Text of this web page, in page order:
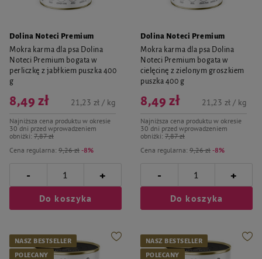
Dolina Noteci Premium
Mokra karma dla psa Dolina
Noteci Premium bogata w
perliczkę z jabłkiem puszka 400
g
Cena regularna: 9,26 zł -8%
8,49 zł
Najniższa cena produktu w okresie
30 dni przed wprowadzeniem
obniżki: 7,87 zł
21,23 zł / kg
- +
Do koszyka
Dolina Noteci Premium
Mokra karma dla psa Dolina
Noteci Premium bogata w
cielęcinę z zielonym groszkiem
puszka 400 g
Cena regularna: 9,26 zł -8%
8,49 zł
Najniższa cena produktu w okresie
30 dni przed wprowadzeniem
obniżki: 7,87 zł
21,23 zł / kg
- +
Do koszyka
NASZ BESTSELLER
POLECANY
NASZ BESTSELLER
POLECANY